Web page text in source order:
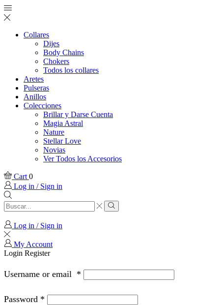
Collares
Dijes
Body Chains
Chokers
Todos los collares
Aretes
Pulseras
Anillos
Colecciones
Brillar y Darse Cuenta
Magia Astral
Nature
Stellar Love
Novias
Ver Todos los Accesorios
Cart 0
Log in / Sign in
Search
input
Search
Log in / Sign in
My Account
Login Register
Username or email *
Password *